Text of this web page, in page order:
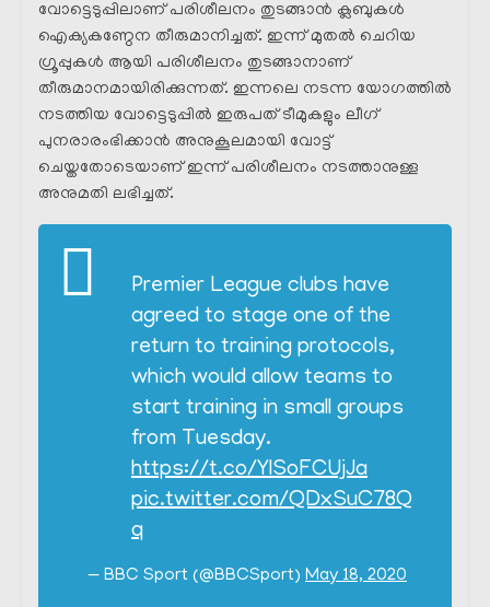
വോട്ടെടുപ്പിലാണ് പരിശീലനം തുടങ്ങാൻ ക്ലബുകൾ
ഐക്യകണ്ഠേന തീരുമാനിച്ചത്. ഇന്ന് മുതൽ ചെറിയ
ഗ്രൂപ്പുകൾ ആയി പരിശീലനം തുടങ്ങാനാണ്
തീരുമാനമായിരിക്കുന്നത്. ഇന്നലെ നടന്ന യോഗത്തിൽ
നടത്തിയ വോട്ടെടുപ്പിൽ ഇരുപത് ടീമുകളും ലീഗ്
പുനരാരംഭിക്കാൻ അനുകൂലമായി വോട്ട്
ചെയ്തതോടെയാണ് ഇന്ന് പരിശീലനം നടത്താനുള്ള
അനുമതി ലഭിച്ചത്.
Premier League clubs have
agreed to stage one of the
return to training protocols,
which would allow teams to
start training in small groups
from Tuesday.
https://t.co/YISoFCUjJa
pic.twitter.com/QDxSuC78Q
q
— BBC Sport (@BBCSport) May 18, 2020